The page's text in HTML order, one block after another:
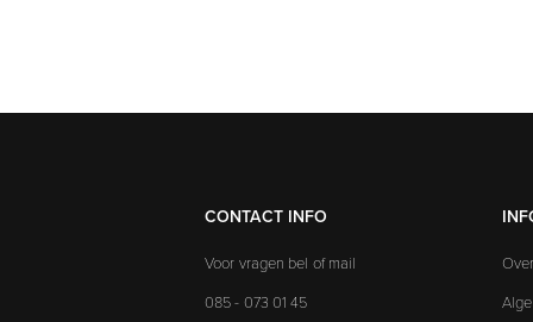
CONTACT INFO
Voor vragen bel of mail
085 - 073 01 45